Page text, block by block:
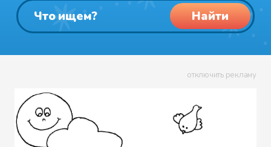
Найти
отключить рекламу